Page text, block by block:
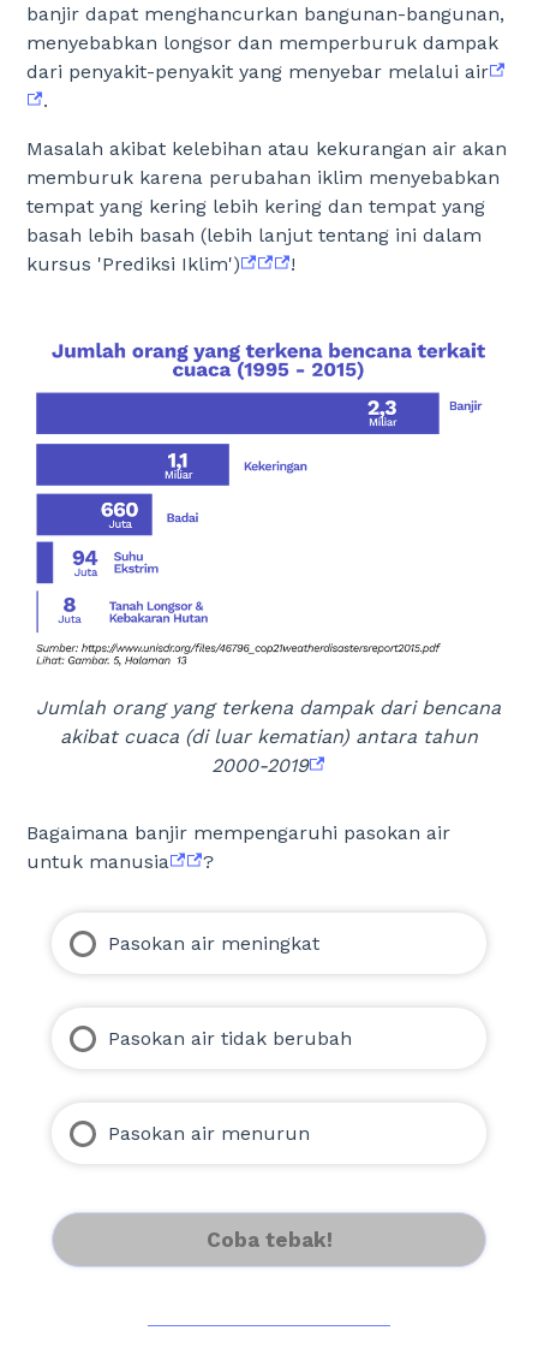
Dibuat oleh
Penulis:Ho-Yee Lee,Caitlin Walker,Thomas Kemenes,
Mairenn Collins
Brigham-Ward,Mira Lu,Ho Yee-Lee ,Lin Xie,Federica
Merante
Ella Anderson Sabrina Lam ,Chris Robertson
Phan Minh Chuong Soleil Hayes-Pollard
Krivtsov,Barbara Ludwig
Peninjau: Ed Hodgson,Mairenn Collins
Dr. Lili Zhang
banjir dapat menghancurkan bangunan-bangunan,
menyebabkan longsor dan memperburuk dampak
dari penyakit-penyakit yang menyebar melalui air
.
Masalah akibat kelebihan atau kekurangan air akan
memburuk karena perubahan iklim menyebabkan
tempat yang kering lebih kering dan tempat yang
basah lebih basah (lebih lanjut tentang ini dalam
kursus 'Prediksi Iklim')
!
Jumlah orang yang terkena dampak dari bencana
akibat cuaca (di luar kematian) antara tahun
2000-2019
Bagaimana banjir mempengaruhi pasokan air
untuk manusia
?
Pasokan air meningkat
Pasokan air tidak berubah
Pasokan air menurun
Coba tebak!